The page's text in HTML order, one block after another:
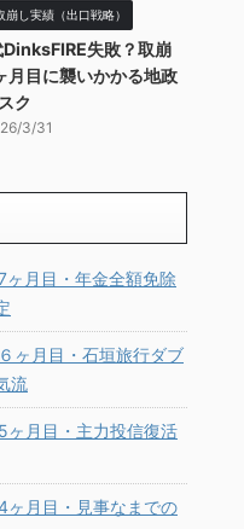
崩し実績（出口戦略）
失敗？取崩
月目に襲いかかる地政
ク
3/31
月目・年金全額免除
ヶ月目・石垣旅行ダブ
流
ヶ月目・主力投信復活
ヶ月目・見事なまでの